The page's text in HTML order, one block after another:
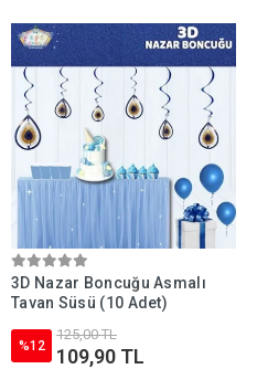
3D Nazar Boncuğu Asmalı
Tavan Süsü (10 Adet)
%12
125,00 TL
109,90 TL